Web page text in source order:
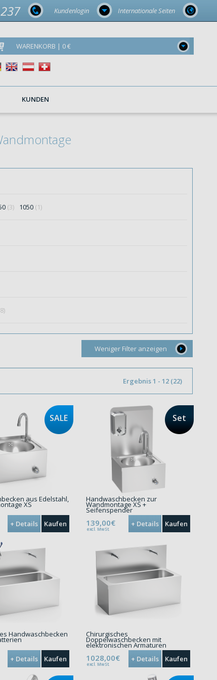
Internationale Seiten
Kundenlogin
WARENKORB | 0 €
KUNDEN
(3) 1050 (1)
Weniger Filter anzeigen
Ergebnis 1 - 12 (22)
SALE
aus Edelstahl,
XS
Kaufen
+ Details
Set
Handwaschbecken zur
Wandmontage XS +
Seifenspender
139,00€
excl. MwSt.
Kaufen
+ Details
Handwaschbecken
Kaufen
+ Details
Chirurgisches
Doppelwaschbecken mit
elektronischen Armaturen
1028,00€
excl. MwSt.
Kaufen
+ Details